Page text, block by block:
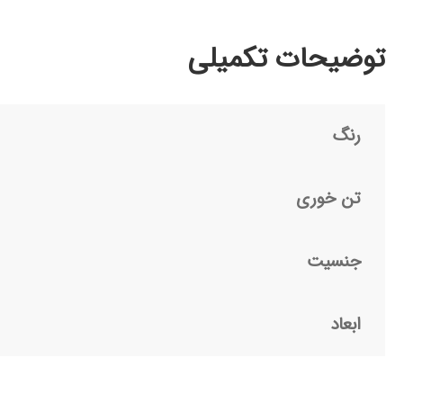
توضیحات تکمیلی
رنگ
تن خوری
جنسیت
ابعاد